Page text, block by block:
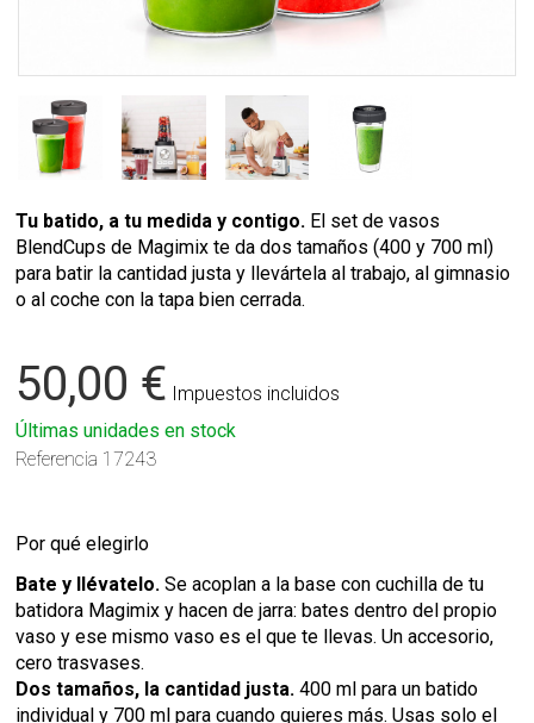
Tu batido, a tu medida y contigo. El set de vasos
BlendCups de Magimix te da dos tamaños (400 y 700 ml)
para batir la cantidad justa y llevártela al trabajo, al gimnasio
o al coche con la tapa bien cerrada.
50,00 € Impuestos incluidos
Últimas unidades en stock
Referencia 17243
Por qué elegirlo
Bate y llévatelo. Se acoplan a la base con cuchilla de tu
batidora Magimix y hacen de jarra: bates dentro del propio
vaso y ese mismo vaso es el que te llevas. Un accesorio,
cero trasvases.
Dos tamaños, la cantidad justa. 400 ml para un batido
individual y 700 ml para cuando quieres más. Usas solo el